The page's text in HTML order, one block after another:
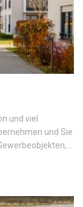
und viel
und Sie